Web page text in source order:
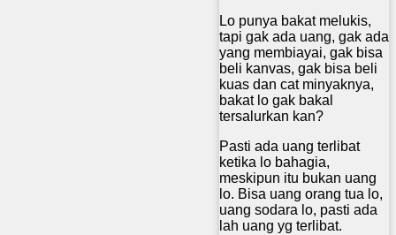
Lo punya bakat melukis,
tapi gak ada uang, gak ada
yang membiayai, gak bisa
beli kanvas, gak bisa beli
kuas dan cat minyaknya,
bakat lo gak bakal
tersalurkan kan?
Pasti ada uang terlibat
ketika lo bahagia,
meskipun itu bukan uang
lo. Bisa uang orang tua lo,
uang sodara lo, pasti ada
lah uang yg terlibat.